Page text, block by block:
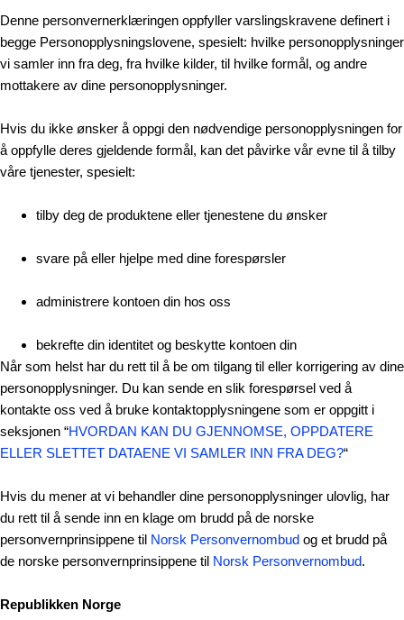
Denne personvernerklæringen oppfyller varslingskravene definert i
begge Personopplysningslovene, spesielt: hvilke personopplysninger
vi samler inn fra deg, fra hvilke kilder, til hvilke formål, og andre
mottakere av dine personopplysninger.
Hvis du ikke ønsker å oppgi den nødvendige personopplysningen for
å oppfylle deres gjeldende formål, kan det påvirke vår evne til å tilby
våre tjenester, spesielt:
tilby deg de produktene eller tjenestene du ønsker
svare på eller hjelpe med dine forespørsler
administrere kontoen din hos oss
bekrefte din identitet og beskytte kontoen din
Når som helst har du rett til å be om tilgang til eller korrigering av dine
personopplysninger. Du kan sende en slik forespørsel ved å
kontakte oss ved å bruke kontaktopplysningene som er oppgitt i
seksjonen “HVORDAN KAN DU GJENNOMSE, OPPDATERE
ELLER SLETTET DATAENE VI SAMLER INN FRA DEG?“
Hvis du mener at vi behandler dine personopplysninger ulovlig, har
du rett til å sende inn en klage om brudd på de norske
personvernprinsippene til Norsk Personvernombud og et brudd på
de norske personvernprinsippene til Norsk Personvernombud.
Republikken Norge